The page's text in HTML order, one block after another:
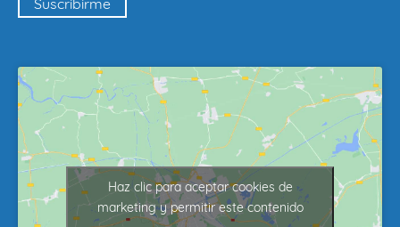
Haz clic para aceptar cookies de
marketing y permitir este contenido